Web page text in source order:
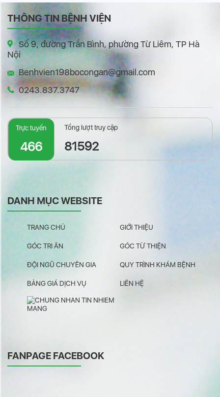
THÔNG TIN BỆNH VIỆN
Số 9, đường Trần Bình, phường Từ Liêm, TP Hà
Nội
Benhvien198bocongan@gmail.com
0243.837.3747
Trực tuyến
466
Tổng lượt truy cập
81592
DANH MỤC WEBSITE
TRANG CHỦ GIỚI THIỆU
GÓC TRI ÂN GÓC TỪ THIỆN
ĐỘI NGŨ CHUYÊN GIA QUY TRÌNH KHÁM BỆNH
BẢNG GIÁ DỊCH VỤ LIÊN HỆ
FANPAGE FACEBOOK